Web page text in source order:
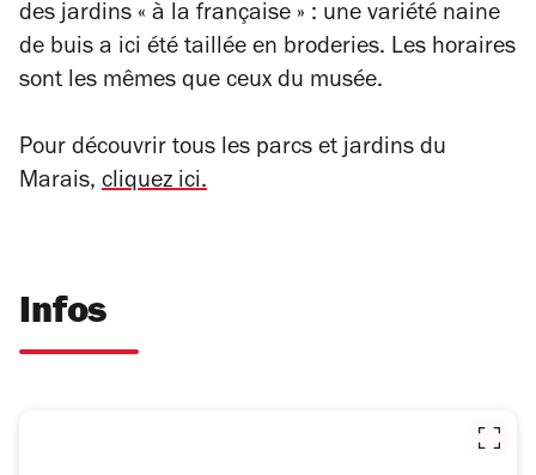
des jardins « à la française » : une variété naine
de buis a ici été taillée en broderies. Les horaires
sont les mêmes que ceux du musée.
Pour découvrir tous les parcs et jardins du
Marais, cliquez ici.
Infos